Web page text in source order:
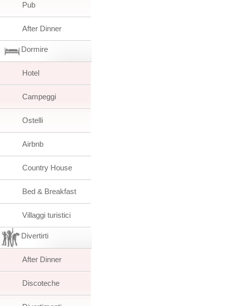
Pub
After Dinner
Dormire
Hotel
Campeggi
Ostelli
Airbnb
Country House
Bed & Breakfast
Villaggi turistici
Divertirti
After Dinner
Discoteche